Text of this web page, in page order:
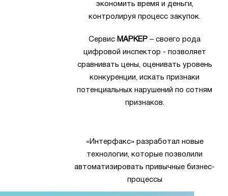
экономить время и деньги,
контролируя процесс закупок.
Сервис МАРКЕР – своего рода
цифровой инспектор - позволяет
сравнивать цены, оценивать уровень
конкуренции, искать признаки
потенциальных нарушений по сотням
признаков.
«Интерфакс» разработал новые
технологии, которые позволили
автоматизировать привычные бизнес-
процессы